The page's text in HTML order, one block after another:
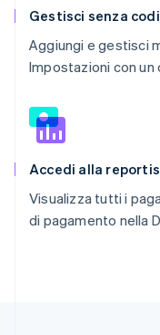
Gestisci senza
Aggiungi e gestisci
Impostazioni con un
Accedi alla
Visualizza tutti i
di pagamento nella